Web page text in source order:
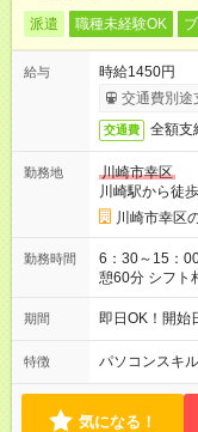
派遣 職種未経験OK
給与
時給1450円
交通費別途
交通費 全額支
勤務地
川崎市幸区
川崎駅から徒
川崎市幸区
勤務時間
6：30～15：
憩60分 シフト
期間 即日OK！開始
特徴 パソコンスキ
気になる！